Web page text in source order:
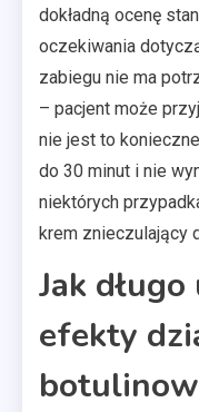
dokładną ocenę
oczekiwania
zabiegu nie ma
– pacjent może
nie jest to
do 30 minut i nie
niektórych
krem znieczulający
Jak
efekty